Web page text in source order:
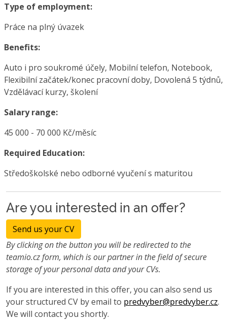
Type of employment:
Práce na plný úvazek
Benefits:
Auto i pro soukromé účely, Mobilní telefon, Notebook,
Flexibilní začátek/konec pracovní doby, Dovolená 5 týdnů,
Vzdělávací kurzy, školení
Salary range:
45 000 - 70 000 Kč/měsíc
Required Education:
Středoškolské nebo odborné vyučení s maturitou
Are you interested in an offer?
Send us your CV
By clicking on the button you will be redirected to the
teamio.cz form, which is our partner in the field of secure
storage of your personal data and your CVs.
If you are interested in this offer, you can also send us
your structured CV by email to predvyber@predvyber.cz.
We will contact you shortly.